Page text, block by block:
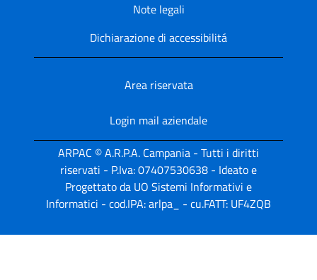
Note legali
Dichiarazione di accessibilitá
Area riservata
Login mail aziendale
ARPAC © A.R.P.A. Campania - Tutti i diritti
riservati - P.Iva: 07407530638 - Ideato e
Progettato da UO Sistemi Informativi e
Informatici - cod.IPA: arlpa_ - cu.FATT: UF4ZQB